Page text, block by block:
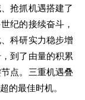
抢抓机遇搭建了
纪的接续奋斗，
科研实力稳步增
到了由量的积累
点。三重机遇叠
的最佳时机。